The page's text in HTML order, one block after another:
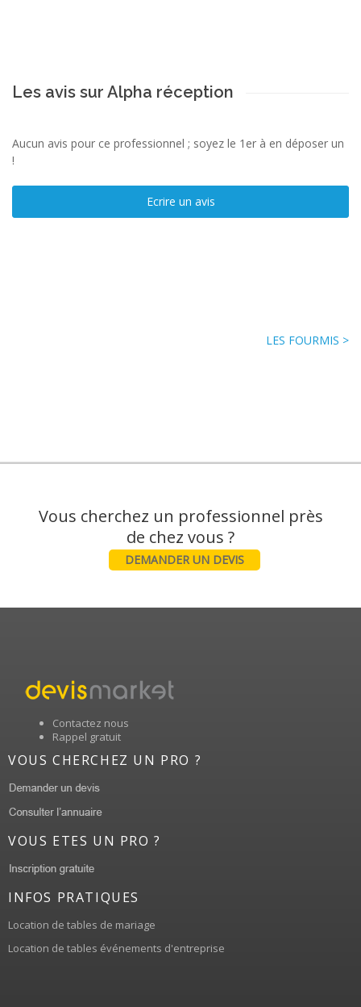
Les avis sur Alpha réception
Aucun avis pour ce professionnel ; soyez le 1er à en déposer un
!
Ecrire un avis
LES FOURMIS >
Vous cherchez un professionnel près
DEMANDER UN DEVIS
Contactez nous
Rappel gratuit
VOUS CHERCHEZ UN PRO ?
VOUS ETES UN PRO ?
INFOS PRATIQUES
Location de tables de mariage
Location de tables événements d'entreprise